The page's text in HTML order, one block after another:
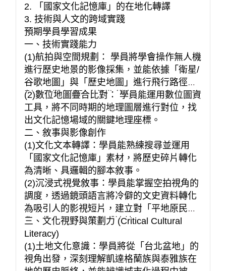
2. 「國家文化記憶庫」的在地化轉譯
3. 技術與人文的跨域實踐
預期學員學習成果
一、技術實踐能力
(1)航拍與空間規劃： 學員將學會操作無人機
進行歷史地景的影像採集，並能依據「衛星/
谷歌地圖」與「歷史地圖」進行飛行路徑規
劃，具備空拍踏查操作能力。
(2)數位地圖疊合比對： 學員能運用數位圖資
工具，將不同時期的地理圖層進行對位，找
出文化記憶場域的關鍵地理座標。
二、敘事與影像創作
(1)文化文本轉譯：學員能熟練搜尋並運用
「國家文化記憶庫」素材，將歷史碎片轉化
為清晰、具邏輯的腳本敘事。
(2)沉浸式視覺敘事：學員能掌握空拍視角的
調度，透過鏡頭語言將冷僻的文史資料轉化
為吸引人的影視短片，建立對「平地原民文
化」的空間感知與情感連結。
三、文化視野與策劃力 (Critical Cultural
Literacy)
(1)土地文化意識：學員將從「台北盆地」的
視角出發，深刻理解凱達格蘭族與泰雅族在